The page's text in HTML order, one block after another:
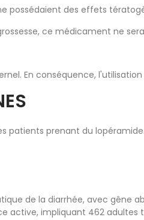
possédaient des effets
ce médicament ne
En conséquence,
prenant du
de la diarrhée, avec gêne
active, impliquant 462